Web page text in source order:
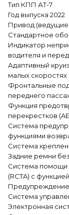
Тип КПП АТ-7
Год выпуска 2022
Привод
Стандартное
Индикатор
водителя и
Адаптивный
малых скоростях
Фронтальные
переднего
Функция
перекрестков
Система
функциями
Система
Задние ремни
Система помощи
(RCTA) с
Система
Электронная